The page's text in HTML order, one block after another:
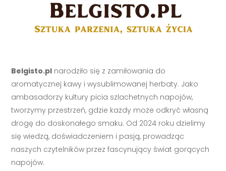
Belgisto.pl narodziło się z zamiłowania do
aromatycznej kawy i wysublimowanej herbaty. Jako
ambasadorzy kultury picia szlachetnych napojów,
tworzymy przestrzeń, gdzie każdy może odkryć własną
drogę do doskonałego smaku. Od 2024 roku dzielimy
się wiedzą, doświadczeniem i pasją, prowadząc
naszych czytelników przez fascynujący świat gorących
napojów.